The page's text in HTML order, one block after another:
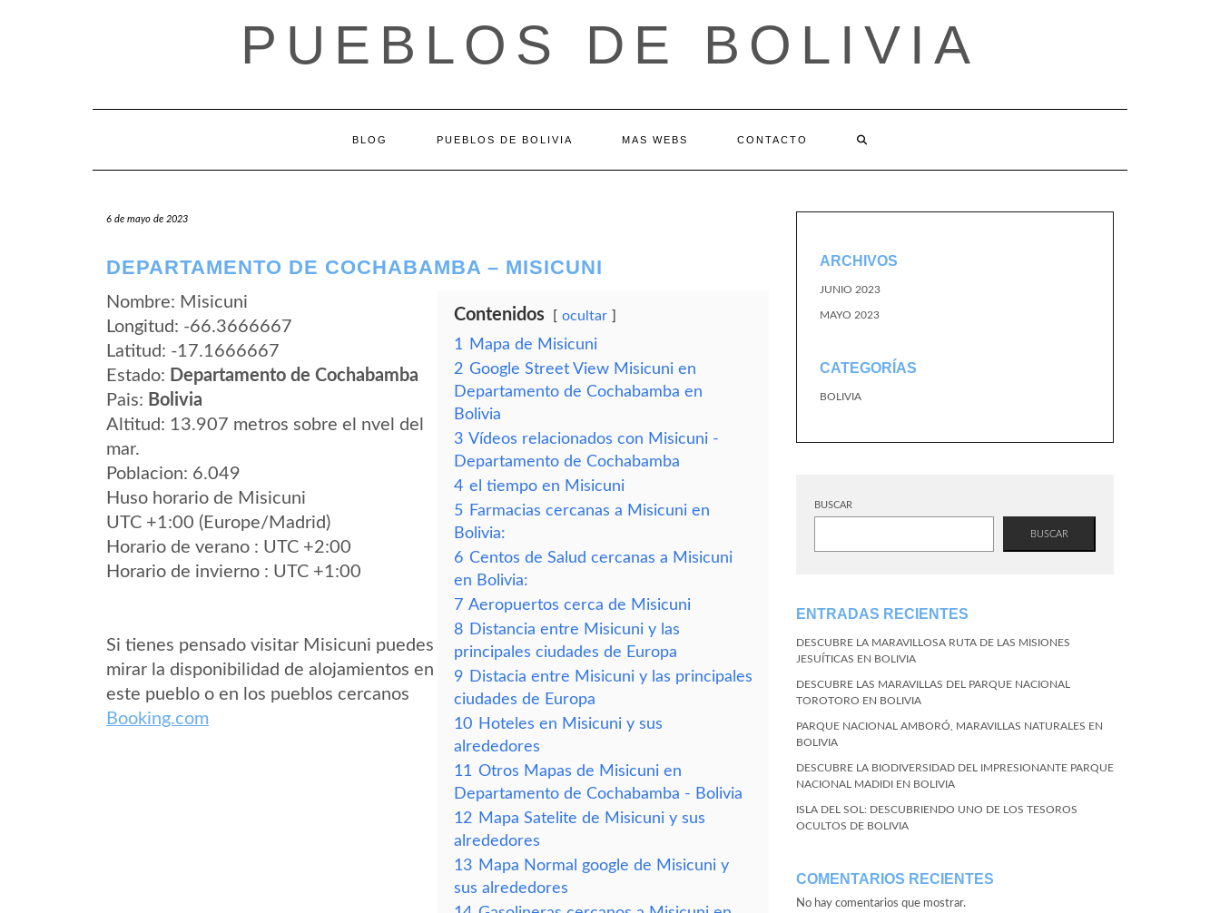
PUEBLOS DE BOLIVIA
BLOG PUEBLOS DE BOLIVIA MAS WEBS CONTACTO
6 de mayo de 2023
DEPARTAMENTO DE COCHABAMBA – MISICUNI
Nombre: Misicuni
Longitud: -66.3666667
Latitud: -17.1666667
Estado: Departamento de Cochabamba
Pais: Bolivia
Altitud: 13.907 metros sobre el nvel del
mar.
Poblacion: 6.049
Huso horario de Misicuni
UTC +1:00 (Europe/Madrid)
Horario de verano : UTC +2:00
Horario de invierno : UTC +1:00
Si tienes pensado visitar Misicuni puedes
mirar la disponibilidad de alojamientos en
este pueblo o en los pueblos cercanos
Booking.com
Contenidos ocultar
1
Mapa de Misicuni
2 Google Street View Misicuni en
Departamento de Cochabamba en
Bolivia
3 Vídeos relacionados con Misicuni -
Departamento de Cochabamba
4 el tiempo en Misicuni
5 Farmacias cercanas a Misicuni en
Bolivia:
6 Centos de Salud cercanas a Misicuni
en Bolivia:
7 Aeropuertos cerca de Misicuni
8 Distancia entre Misicuni y las
principales ciudades de Europa
9 Distacia entre Misicuni y las principales
ciudades de Europa
10 Hoteles en Misicuni y sus
alrededores
11 Otros Mapas de Misicuni en
Departamento de Cochabamba - Bolivia
12 Mapa Satelite de Misicuni y sus
alrededores
13 Mapa Normal google de Misicuni y
sus alrededores
ARCHIVOS
JUNIO 2023
MAYO 2023
CATEGORÍAS
BOLIVIA
BUSCAR
BUSCAR
ENTRADAS RECIENTES
DESCUBRE LA MARAVILLOSA RUTA DE LAS MISIONES
JESUÍTICAS EN BOLIVIA
DESCUBRE LAS MARAVILLAS DEL PARQUE NACIONAL
TOROTORO EN BOLIVIA
PARQUE NACIONAL AMBORÓ, MARAVILLAS NATURALES EN
BOLIVIA
DESCUBRE LA BIODIVERSIDAD DEL IMPRESIONANTE PARQUE
NACIONAL MADIDI EN BOLIVIA
ISLA DEL SOL: DESCUBRIENDO UNO DE LOS TESOROS
OCULTOS DE BOLIVIA
COMENTARIOS RECIENTES
No hay comentarios que mostrar.